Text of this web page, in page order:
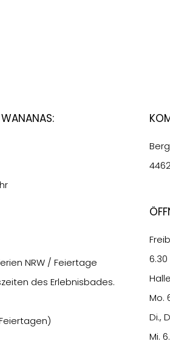
NRW / Feiertage
des Erlebnisbades.
6.30
Mo.
Di.,
Mi.